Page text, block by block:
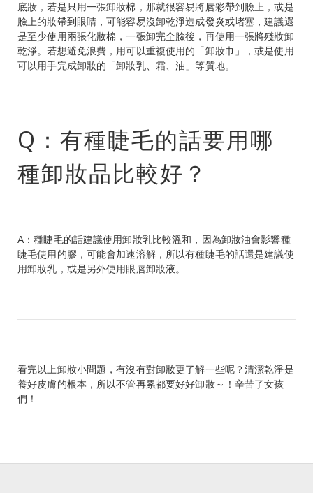
底妝，若是只用一張卸妝棉，那就很容易將唇彩帶到臉上，或是
臉上的妝帶到眼睛，可能容易沒卸乾淨造成發炎或堵塞，建議還
是至少使用兩張化妝棉，一張卸完全臉後，再使用一張將殘妝卸
乾淨。若想避免浪費，用可以重複使用的「卸妝巾」，或是使用
可以用手完成卸妝的「卸妝乳、霜、油」等質地。
Q：有種睫毛的話要用哪
種卸妝品比較好？
A：種睫毛的話建議使用卸妝乳比較溫和，因為卸妝油會影響種
睫毛使用的膠，可能會加速溶解，所以有種睫毛的話還是建議使
用卸妝乳，或是另外使用眼唇卸妝液。
看完以上卸妝小問題，有沒有對卸妝更了解一些呢？清潔乾淨是
養好皮膚的根本，所以不管再累都要好好卸妝～！辛苦了女孩
們！